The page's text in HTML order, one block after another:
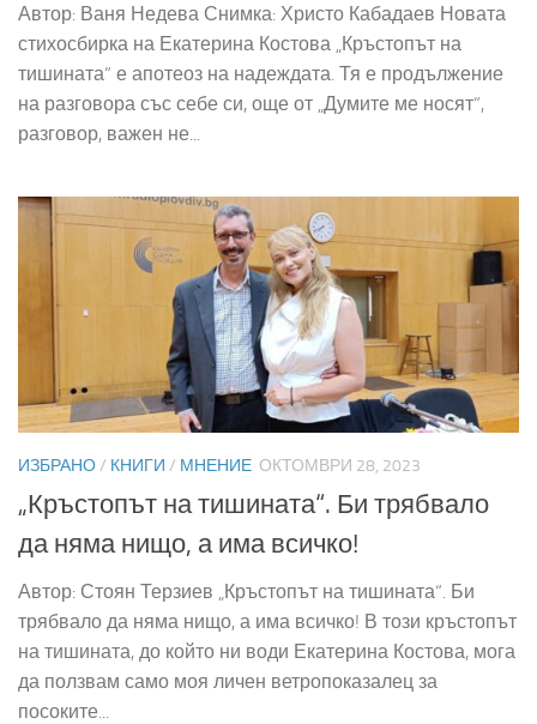
Автор: Ваня Недева Снимка: Христо Кабадаев Новата
стихосбирка на Екатерина Костова „Кръстопът на
тишината“ е апотеоз на надеждата. Тя е продължение
на разговора със себе си, още от „Думите ме носят“,
разговор, важен не...
ИЗБРАНО/ КНИГИ / МНЕНИЕ ОКТОМВРИ 28, 2023
„Кръстопът на тишината“. Би трябвало
да няма нищо, а има всичко!
Автор: Стоян Терзиев „Кръстопът на тишината“. Би
трябвало да няма нищо, а има всичко! В този кръстопът
на тишината, до който ни води Екатерина Костова, мога
да ползвам само моя личен ветропоказалец за
посоките...